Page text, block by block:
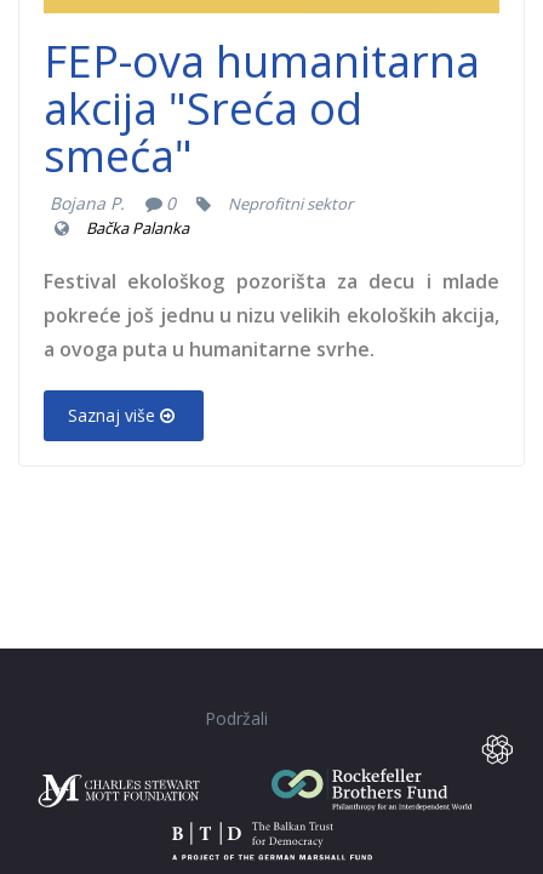
FEP-ova humanitarna
akcija "Sreća od
smeća"
Bojana P. 0
Neprofitni sektor
Bačka Palanka
Festival ekološkog pozorišta za decu i mlade
pokreće još jednu u nizu velikih ekoloških akcija,
a ovoga puta u humanitarne svrhe.
Saznaj više
Podržali